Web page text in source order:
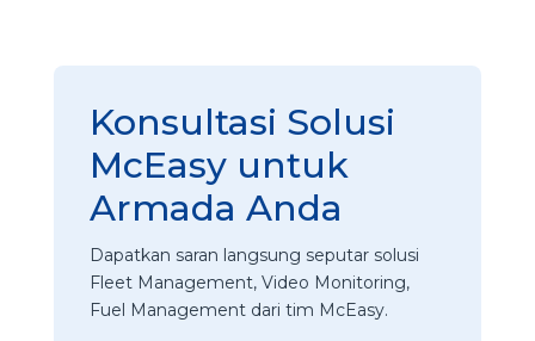
Konsultasi Solusi
McEasy untuk
Armada Anda
Dapatkan saran langsung seputar solusi
Fleet Management, Video Monitoring,
Fuel Management dari tim McEasy.